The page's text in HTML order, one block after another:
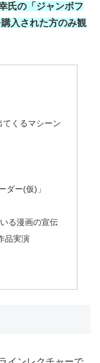
氏の「ジャンボフ
入された方のみ観
くるマシーン
ダー(仮)」
る漫画の宣伝
品実演